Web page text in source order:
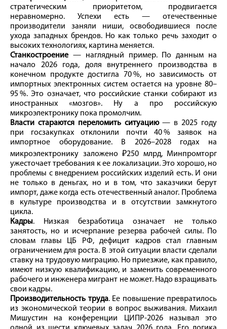
стратегическим приоритетом, продвигается
неравномерно. Успехи есть — отечественные
производители заняли ниши, освободившиеся после
ухода западных брендов. Но как только речь заходит о
высоких технологиях, картина меняется.
Станкостроение — наглядный пример. По данным на
начало 2026 года, доля внутреннего производства в
конечном продукте достигла 70 %, но зависимость от
импортных электронных систем остается на уровне 80–
95 %. Это означает, что российские станки собирают из
иностранных «мозгов». Ну а про российскую
микроэлектронику пока промолчим.
Власти стараются переломить ситуацию— в 2025 году
при госзакупках отклонили почти 40 % заявок на
импортное оборудование. В 2026–2028 годах на
микроэлектронику заложено ₽250 млрд, Минпромторг
ужесточает требования к ее локализации. Это хорошо, но
проблемы с внедрением российских изделий есть. И они
не только в деньгах, но и в том, что заказчики берут
импорт, даже когда есть отечественный аналог. Проблема
в культуре производства и в отсутствии замкнутого
цикла.
Кадры. Низкая безработица означает не только
занятость, но и исчерпание резерва рабочей силы. По
словам главы ЦБ РФ, дефицит кадров стал главным
ограничением для роста. В этой ситуации власти сделали
ставку на трудовую миграцию. Но приезжие, как правило,
имеют низкую квалификацию, и заменить современного
рабочего и инженера мигрант не может. Надо взращивать
свои кадры.
Производительность труда. Ее повышение превратилось
из экономической теории в вопрос выживания. Михаил
Мишустин на конференции ЦИПР‑2026 называл это